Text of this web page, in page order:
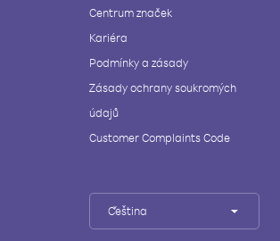
Centrum značek
Kariéra
Podmínky a zásady
Zásady ochrany soukromých
údajů
Customer Complaints Code
Čeština